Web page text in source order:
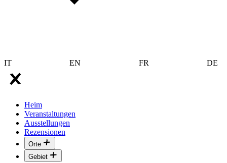
IT EN FR DE
Heim
Veranstaltungen
Ausstellungen
Rezensionen
Orte
Gebiet